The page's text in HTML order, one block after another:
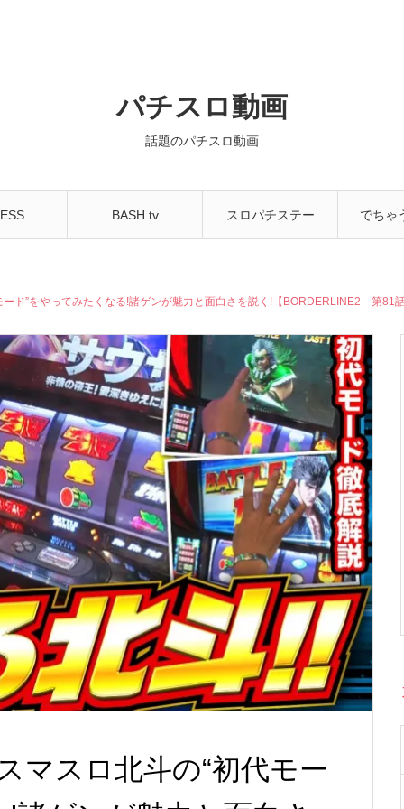
パチスロ動画
話題のパチスロ動画
BASH tv スロパチステー でちゃ
ード”をやってみたくなる!諸ゲンが魅力と面白さを説く!【BORDERLINE2 第81
マスロ北斗の“初代モー